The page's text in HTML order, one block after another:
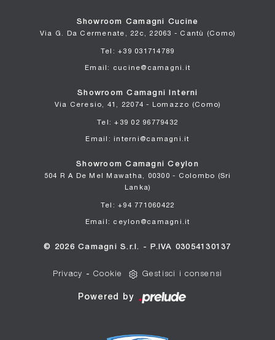
Showroom Camagni Cucine
Via G. Da Cermenate, 22c, 22063 - Cantù (Como)
Tel: +39 031714789
Email: cucine@camagni.it
Showroom Camagni Interni
Via Ceresio, 41, 22074 - Lomazzo (Como)
Tel: +39 02 96779432
Email: interni@camagni.it
Showroom Camagni Ceylon
504 R A De Mel Mawatha, 00300 - Colombo (Sri
Lanka)
Tel: +94 771060422
Email: ceylon@camagni.it
© 2026 Camagni S.r.l. - P.IVA 03054130137
Privacy -Cookie Gestisci i consensi
Powered by